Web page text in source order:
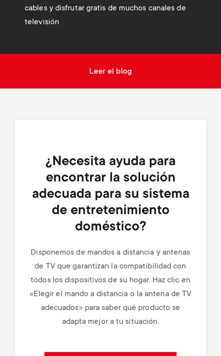
cables y disfrutar gratis de muchos canales de
televisión
Leer el blog
¿Necesita ayuda para
encontrar la solución
adecuada para su sistema
de entretenimiento
doméstico?
Disponemos de mandos a distancia y antenas
de TV que garantizan la compatibilidad con
todos los dispositivos de su hogar. Haz clic en
«Elegir el mando a distancia o la antena de TV
adecuados» para saber qué producto se
adapta mejor a tu situación.